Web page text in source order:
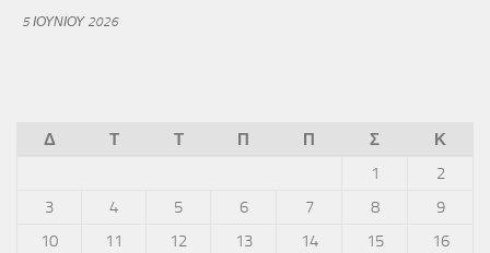
5 ΙΟΥΝΊΟΥ 2026
Δ Τ Τ Π Π Σ
Κ
1
2
3
4 5 6 7 8
9
10
11 12 13 14 15
16